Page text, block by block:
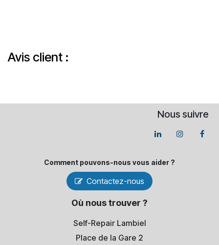
Avis client :
Nous suivre
Comment pouvons-​nous vous aider ?
Contactez-nous
Où nous trouver ?
Self-Repair Lambiel
Place de la Gare 2